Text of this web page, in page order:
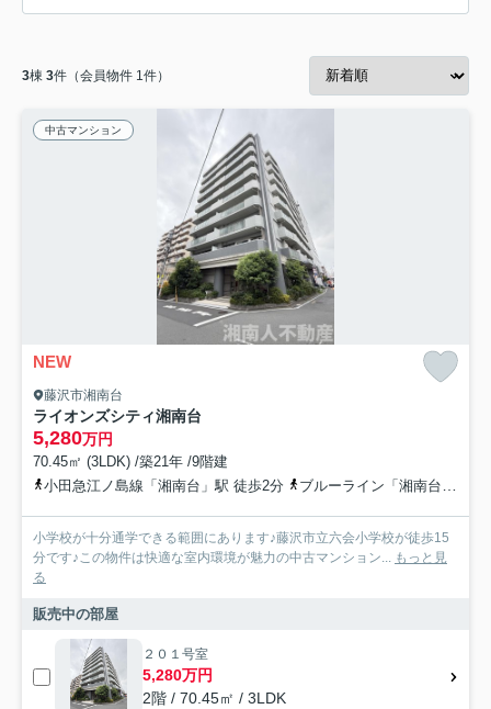
3棟 3件（会員物件 1件）
中古マンション
NEW
藤沢市湘南台
ライオンズシティ湘南台
5,280万円
70.45㎡ (3LDK) /築21年 /9階建
小田急江ノ島線「湘南台」駅 徒歩2分
ブルーライン「湘南台」駅 徒歩2分
小学校が十分通学できる範囲にあります♪藤沢市立六会小学校が徒歩15
分です♪この物件は快適な室内環境が魅力の中古マンション... もっと見
る
販売中の部屋
２０１号室
5,280万円
2階 / 70.45㎡ / 3LDK